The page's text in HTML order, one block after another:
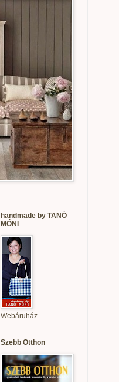
handmade by TANÓ
MÓNI
Webáruház
Szebb Otthon